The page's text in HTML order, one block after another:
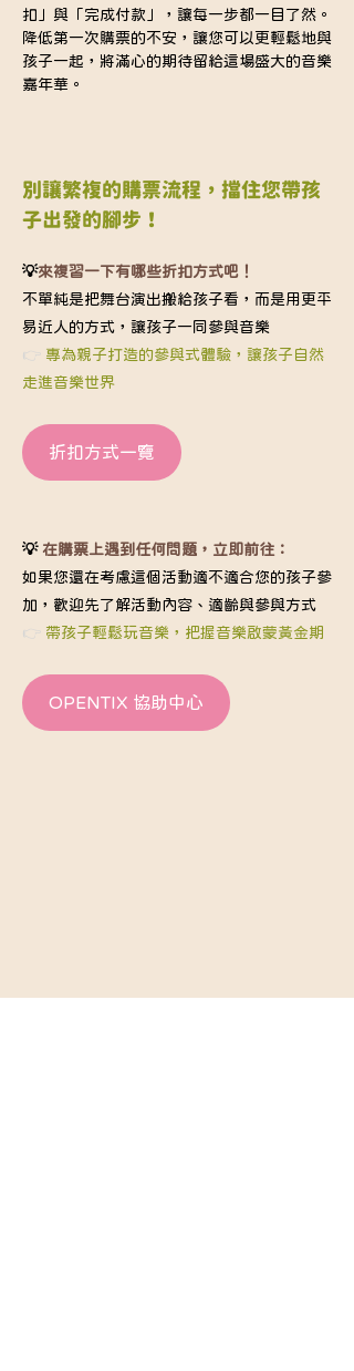
扣」與「完成付款」，讓每一步都一目了然。
降低第一次購票的不安，讓您可以更輕鬆地與
孩子一起，將滿心的期待留給這場盛大的音樂
嘉年華。
別讓繁複的購票流程，擋住您帶孩
子出發的腳步！
💡來複習一下有哪些折扣方式吧！
不單純是把舞台演出搬給孩子看，而是用更平
易近人的方式，讓孩子一同參與音樂
👉 專為親子打造的參與式體驗，讓孩子自然
走進音樂世界
折扣方式一覽
💡 在購票上遇到任何問題，立即前往：
如果您還在考慮這個活動適不適合您的孩子參
加，歡迎先了解活動內容、適齡與參與方式
👉 帶孩子輕鬆玩音樂，把握音樂啟蒙黃金期
OPENTIX 協助中心